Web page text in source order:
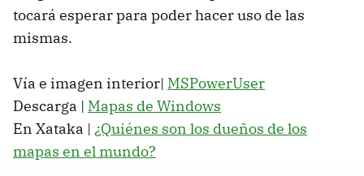
tocará esperar para poder hacer uso de las
mismas.
Vía e imagen interior| MSPowerUser
Descarga | Mapas de Windows
En Xataka | ¿Quiénes son los dueños de los
mapas en el mundo?